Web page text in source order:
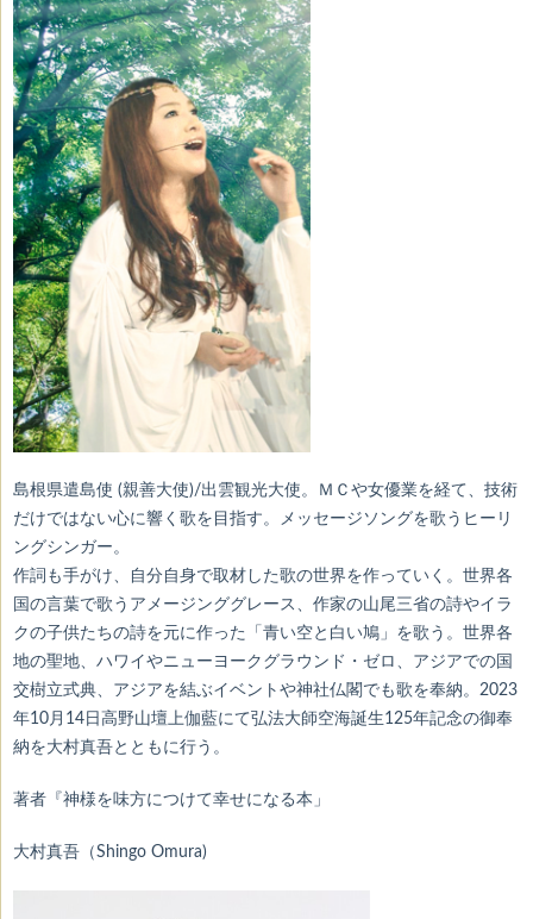
島根県遣島使 (親善大使)/出雲観光大使。ＭＣや女優業を経て、技術
だけではない心に響く歌を目指す。メッセージソングを歌うヒーリ
ングシンガー。
作詞も手がけ、自分自身で取材した歌の世界を作っていく。世界各
国の言葉で歌うアメージンググレース、作家の山尾三省の詩やイラ
クの子供たちの詩を元に作った「青い空と白い鳩」を歌う。世界各
地の聖地、ハワイやニューヨークグラウンド・ゼロ、アジアでの国
交樹立式典、アジアを結ぶイベントや神社仏閣でも歌を奉納。2023
年10月14日高野山壇上伽藍にて弘法大師空海誕生125年記念の御奉
納を大村真吾とともに行う。
著者『神様を味方につけて幸せになる本」
大村真吾（Shingo Omura)